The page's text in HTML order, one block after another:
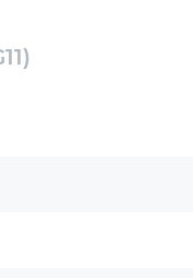
и частотный
передачи
управлять